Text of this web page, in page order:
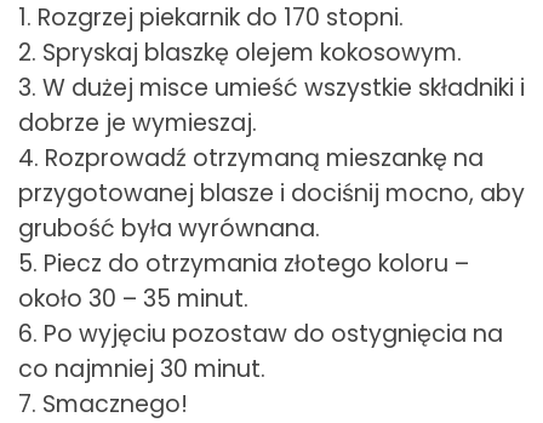
1. Rozgrzej piekarnik do 170 stopni.
2. Spryskaj blaszkę olejem kokosowym.
3. W dużej misce umieść wszystkie składniki i
dobrze je wymieszaj.
4. Rozprowadź otrzymaną mieszankę na
przygotowanej blasze i dociśnij mocno, aby
grubość była wyrównana.
5. Piecz do otrzymania złotego koloru –
około 30 – 35 minut.
6. Po wyjęciu pozostaw do ostygnięcia na
co najmniej 30 minut.
7. Smacznego!